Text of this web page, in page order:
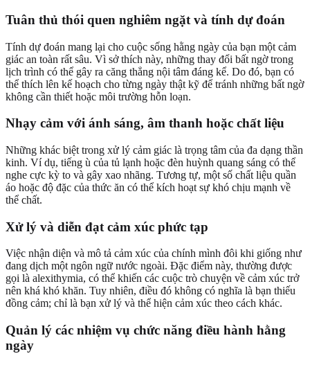
Tuân thủ thói quen nghiêm ngặt và tính dự đoán
Tính dự đoán mang lại cho cuộc sống hằng ngày của bạn một cảm
giác an toàn rất sâu. Vì sở thích này, những thay đổi bất ngờ trong
lịch trình có thể gây ra căng thẳng nội tâm đáng kể. Do đó, bạn có
thể thích lên kế hoạch cho từng ngày thật kỹ để tránh những bất ngờ
không cần thiết hoặc môi trường hỗn loạn.
Nhạy cảm với ánh sáng, âm thanh hoặc chất liệu
Những khác biệt trong xử lý cảm giác là trọng tâm của đa dạng thần
kinh. Ví dụ, tiếng ù của tủ lạnh hoặc đèn huỳnh quang sáng có thể
nghe cực kỳ to và gây xao nhãng. Tương tự, một số chất liệu quần
áo hoặc độ đặc của thức ăn có thể kích hoạt sự khó chịu mạnh về
thể chất.
Xử lý và diễn đạt cảm xúc phức tạp
Việc nhận diện và mô tả cảm xúc của chính mình đôi khi giống như
đang dịch một ngôn ngữ nước ngoài. Đặc điểm này, thường được
gọi là alexithymia, có thể khiến các cuộc trò chuyện về cảm xúc trở
nên khá khó khăn. Tuy nhiên, điều đó không có nghĩa là bạn thiếu
đồng cảm; chỉ là bạn xử lý và thể hiện cảm xúc theo cách khác.
Quản lý các nhiệm vụ chức năng điều hành hằng
ngày